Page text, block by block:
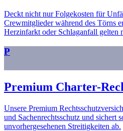
Deckt nicht nur Folgekosten für
Crewmitglieder während des Törns
Herzinfarkt oder Schlaganfall gelten
P
Premium Charter-
Unsere Premium
und Sachenrechtsschutz und sichert
unvorhergesehenen Streitigkeiten ab.